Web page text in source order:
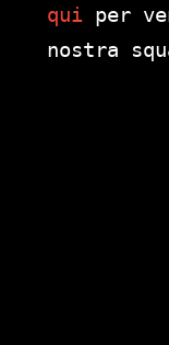
qui per
nostra